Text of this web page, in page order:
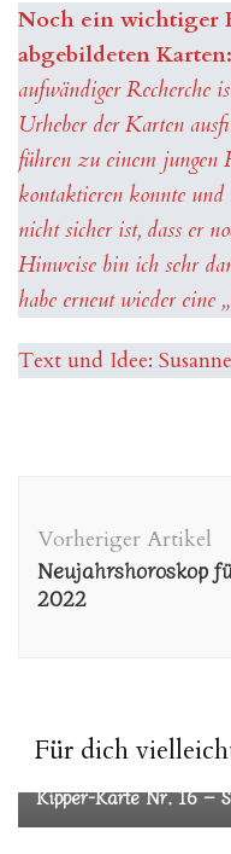
Noch ein wichtiger
abgebildeten Karten:
aufwändiger Recherche
Urheber der Karten
führen zu einem
kontaktieren konnte und
nicht sicher ist, dass er
Hinweise bin ich sehr
habe erneut wieder eine
Text und Idee:
Vorheriger Artikel
Neujahrshoroskop
2022
Für dich
Tarot
Kipper-Karte Nr. 16 –